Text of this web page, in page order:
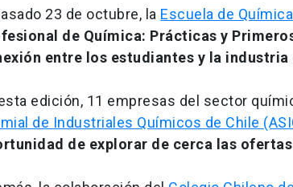
23 de octubre, la Escuela de Química
de Química: Prácticas y
entre los estudiantes y la industria
edición, 11 empresas del sector
de Industriales Químicos de Chile
de explorar de cerca las